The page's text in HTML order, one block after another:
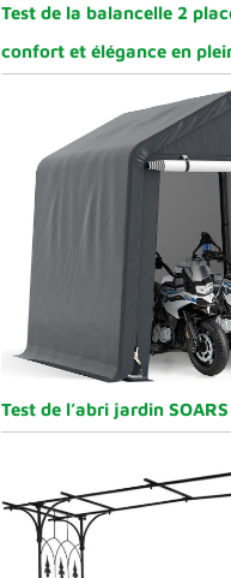
Test de la balancelle 2
confort et élégance en
Test de l’abri jardin